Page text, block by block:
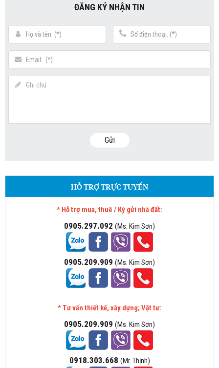
ĐĂNG KÝ NHẬN TIN
Gửi
HỖ TRỢ TRỰC TUYẾN
* Hỗ trợ mua, thuê / Ký gửi nhà đất:
0905.297.092 (Ms. Kim Sơn)
0905.209.909 (Ms. Kim Sơn)
* Tư vấn thiết kế, xây dựng; Vật tư:
0905.209.909 (Ms. Kim Sơn)
0918.303.668 (Mr. Thịnh)